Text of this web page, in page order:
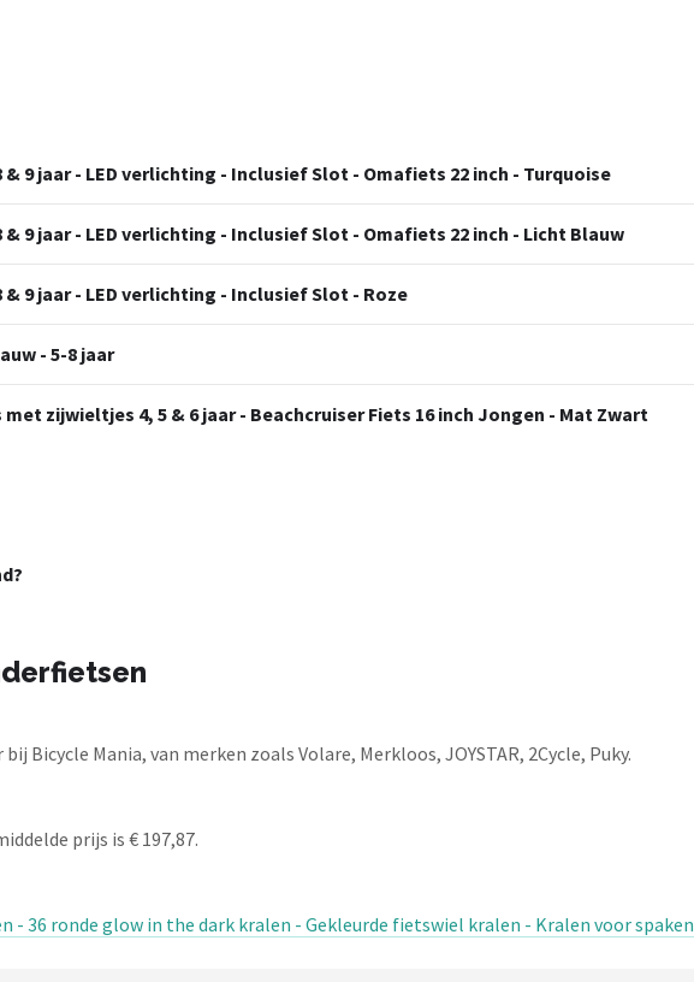
9 jaar - LED verlichting - Inclusief Slot - Omafiets 22 inch - Turquoise
9 jaar - LED verlichting - Inclusief Slot - Omafiets 22 inch - Licht Blauw
9 jaar - LED verlichting - Inclusief Slot - Roze
- 5-8 jaar
zijwieltjes 4, 5 & 6 jaar - Beachcruiser Fiets 16 inch Jongen - Mat Zwart
Bicycle Mania, van merken zoals Volare, Merkloos, JOYSTAR, 2Cycle, Puky.
prijs is € 197,87.
- 36 ronde glow in the dark kralen - Gekleurde fietswiel kralen - Kralen voor spaken